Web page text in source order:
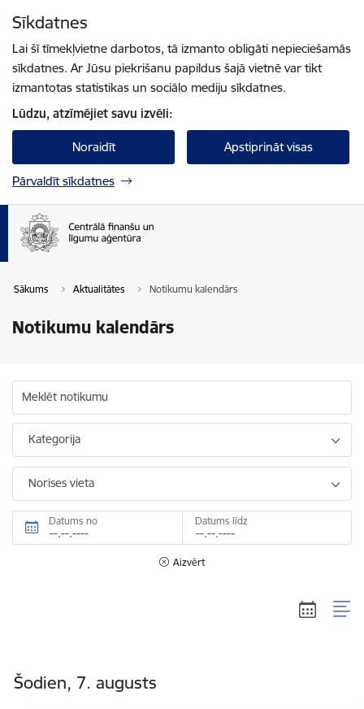
Sīkdatnes
Lai šī tīmekļvietne darbotos, tā izmanto obligāti nepieciešamās
sīkdatnes. Ar Jūsu piekrišanu papildus šajā vietnē var tikt
izmantotas statistikas un sociālo mediju sīkdatnes.
Lūdzu, atzīmējiet savu izvēli:
Noraidīt Apstiprināt visas
Pārvaldīt sīkdatnes
Sākums Aktualitātes Notikumu kalendārs
Notikumu kalendārs
Meklēt notikumu
Kategorija
Norises vieta
Datums no Datums līdz
Aizvērt
Šodien, 7. augusts